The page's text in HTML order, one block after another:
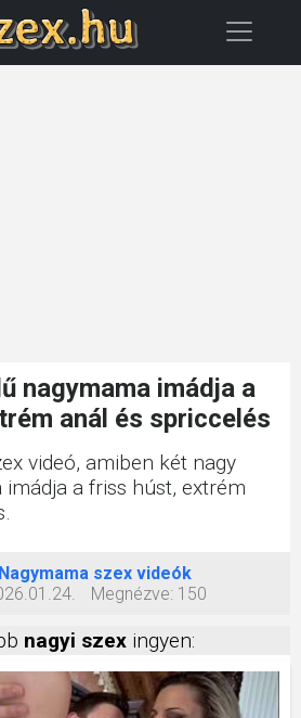
nagymama imádja a
anál és spriccelés
videó, amiben két nagy
a friss húst, extrém
Nagymama szex videók
Megnézve: 150
nagyi szex ingyen: